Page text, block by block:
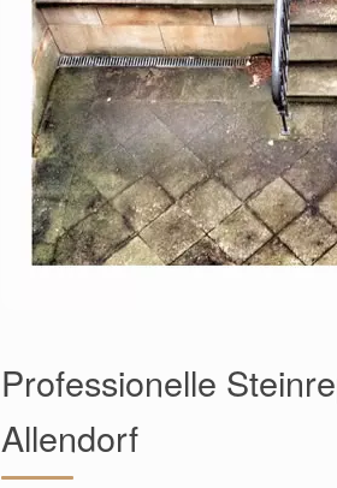
Professionelle
Allendorf